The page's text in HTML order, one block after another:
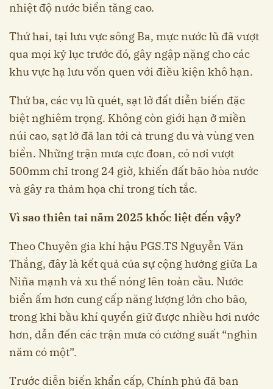
nhiệt độ nước biển tăng cao.
Thứ hai, tại lưu vực sông Ba, mực nước lũ đã vượt
qua mọi kỷ lục trước đó, gây ngập nặng cho các
khu vực hạ lưu vốn quen với điều kiện khô hạn.
Thứ ba, các vụ lũ quét, sạt lở đất diễn biến đặc
biệt nghiêm trọng. Không còn giới hạn ở miền
núi cao, sạt lở đã lan tới cả trung du và vùng ven
biển. Những trận mưa cực đoan, có nơi vượt
500mm chỉ trong 24 giờ, khiến đất bão hòa nước
và gây ra thảm họa chỉ trong tích tắc.
Vì sao thiên tai năm 2025 khốc liệt đến vậy?
Theo Chuyên gia khí hậu PGS.TS Nguyễn Văn
Thắng, đây là kết quả của sự cộng hưởng giữa La
Niña mạnh và xu thế nóng lên toàn cầu. Nước
biển ấm hơn cung cấp năng lượng lớn cho bão,
trong khi bầu khí quyển giữ được nhiều hơi nước
hơn, dẫn đến các trận mưa có cường suất “nghìn
năm có một”.
Trước diễn biến khẩn cấp, Chính phủ đã ban